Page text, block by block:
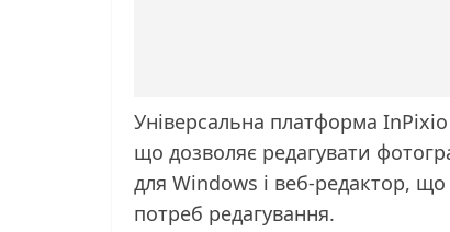
Універсальна платформа
що дозволяє редагувати
для Windows і веб-редактор,
потреб редагування.